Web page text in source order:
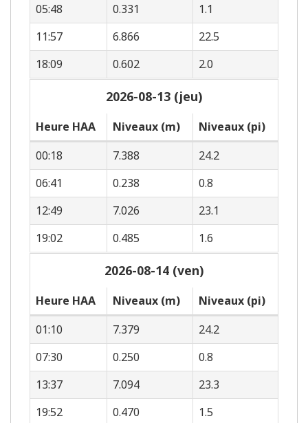
05:48
0.331
1.1
11:57
6.866
22.5
18:09
0.602 2.0
2026-08-13 (jeu)
Heure HAA Niveaux (m)
Niveaux (pi)
00:18
7.388
24.2
06:41
0.238
0.8
12:49
7.026
23.1
19:02
0.485 1.6
2026-08-14 (ven)
Heure HAA Niveaux (m)
Niveaux (pi)
01:10
7.379
24.2
07:30
0.250
0.8
13:37
7.094
23.3
19:52
0.470 1.5